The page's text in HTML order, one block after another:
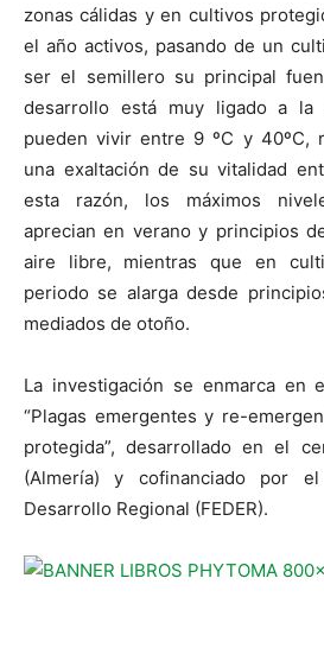
zonas cálidas y en cultivos
el año activos, pasando de un
ser el semillero su principal
desarrollo está muy ligado a la
pueden vivir entre 9 ºC y 40ºC,
una exaltación de su vitalidad
esta razón, los máximos
aprecian en verano y principios
aire libre, mientras que en
periodo se alarga desde
mediados de otoño.
La investigación se enmarca en
“Plagas emergentes y re-
protegida”, desarrollado en el
(Almería) y cofinanciado por
Desarrollo Regional (FEDER).